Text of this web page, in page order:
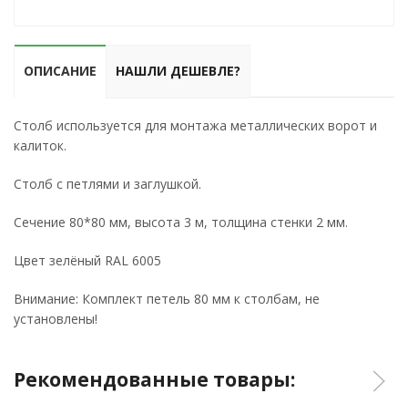
ОПИСАНИЕ НАШЛИ ДЕШЕВЛЕ?
Столб используется для монтажа металлических ворот и
калиток.
Столб с петлями и заглушкой.
Сечение 80*80 мм, высота 3 м, толщина стенки 2 мм.
Цвет зелёный RAL 6005
Внимание: Комплект петель 80 мм к столбам, не
установлены!
Рекомендованные товары: